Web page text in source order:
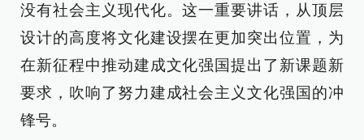
没有社会主义现代化。这一重要讲话，从顶层
设计的高度将文化建设摆在更加突出位置，为
在新征程中推动建成文化强国提出了新课题新
要求，吹响了努力建成社会主义文化强国的冲
锋号。